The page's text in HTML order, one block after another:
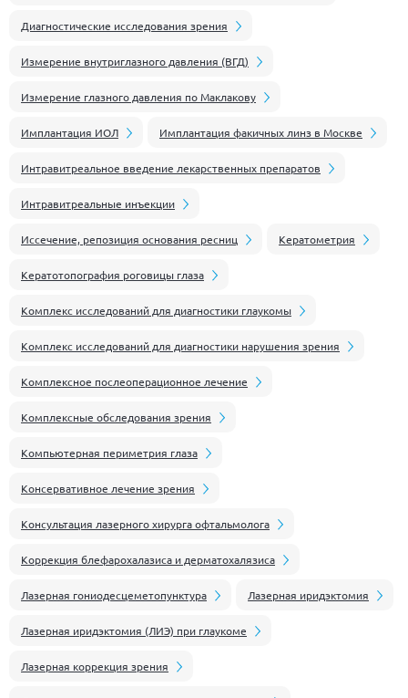
Диагностические исследования зрения
Измерение внутриглазного давления (ВГД)
Измерение глазного давления по Маклакову
Имплантация ИОЛ Имплантация факичных линз в Москве
Интравитреальное введение лекарственных препаратов
Интравитреальные инъекции
Иссечение, репозиция основания ресниц Кератометрия
Кератотопография роговицы глаза
Комплекс исследований для диагностики глаукомы
Комплекс исследований для диагностики нарушения зрения
Комплексное послеоперационное лечение
Комплексные обследования зрения
Компьютерная периметрия глаза
Консервативное лечение зрения
Консультация лазерного хирурга офтальмолога
Коррекция блефарохалазиса и дерматохалязиса
Лазерная гониодесцеметопунктура Лазерная иридэктомия
Лазерная иридэктомия (ЛИЭ) при глаукоме
Лазерная коррекция зрения